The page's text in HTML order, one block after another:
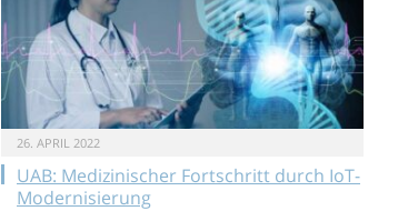
26. APRIL 2022
UAB: Medizinischer Fortschritt durch IoT-
Modernisierung